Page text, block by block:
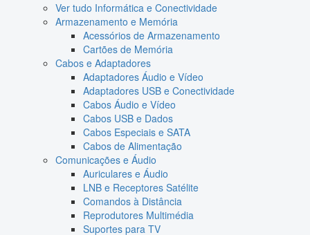
Ver tudo Informática e Conectividade
Armazenamento e Memória
Acessórios de Armazenamento
Cartões de Memória
Cabos e Adaptadores
Adaptadores Áudio e Vídeo
Adaptadores USB e Conectividade
Cabos Áudio e Vídeo
Cabos USB e Dados
Cabos Especiais e SATA
Cabos de Alimentação
Comunicações e Áudio
Auriculares e Áudio
LNB e Receptores Satélite
Comandos à Distância
Reprodutores Multimédia
Suportes para TV